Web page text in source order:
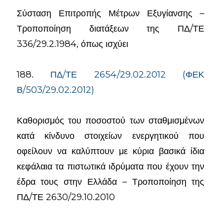
Σύσταση Επιτροπής Μέτρων Εξυγίανσης –
Τροποποίηση διατάξεων της ΠΔ/ΤΕ
336/29.2.1984, όπως ισχύει
188. ΠΔ/ΤΕ 2654/29.02.2012 (ΦΕΚ
Β/503/29.02.2012)
Καθορισμός του ποσοστού των σταθμισμένων
κατά κίνδυνο στοιχείων ενεργητικού που
οφείλουν να καλύπτουν με κύρια βασικά ίδια
κεφάλαια τα πιστωτικά ιδρύματα που έχουν την
έδρα τους στην Ελλάδα – Τροποποίηση της
ΠΔ/ΤΕ 2630/29.10.2010